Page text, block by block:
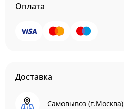
Оплата
Доставка
Самовывоз (г.Москва)